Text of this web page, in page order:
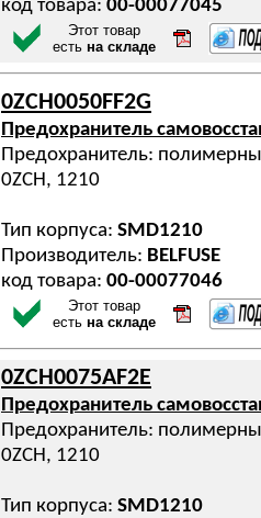
код товара: 00-00077045
Этот товар
есть на складе
0ZCH0050FF2G
Предохранитель
Предохранитель:
0ZCH, 1210
Тип корпуса: SMD1210
Производитель: BELFUSE
код товара: 00-00077046
Этот товар
есть на складе
0ZCH0075AF2E
Предохранитель
Предохранитель:
0ZCH, 1210
Тип корпуса: SMD1210